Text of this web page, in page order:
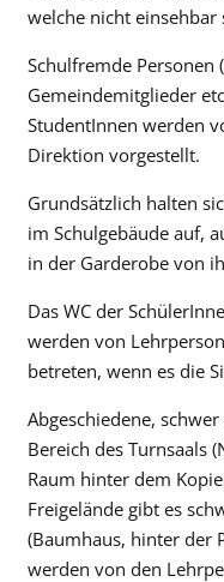
welche nicht einsehbar
Schulfremde Personen
Gemeindemitglieder
StudentInnen werden
Direktion vorgestellt.
Grundsätzlich halten
im Schulgebäude auf,
in der Garderobe von
Das WC der
werden von
betreten, wenn es die
Abgeschiedene,
Bereich des Turnsaals
Raum hinter dem
Freigelände gibt es
(Baumhaus, hinter der
werden von den